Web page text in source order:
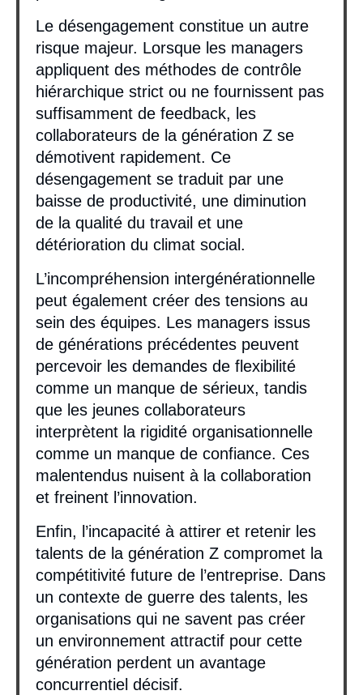
Le désengagement constitue un autre
risque majeur. Lorsque les managers
appliquent des méthodes de contrôle
hiérarchique strict ou ne fournissent pas
suffisamment de feedback, les
collaborateurs de la génération Z se
démotivent rapidement. Ce
désengagement se traduit par une
baisse de productivité, une diminution
de la qualité du travail et une
détérioration du climat social.
L’incompréhension intergénérationnelle
peut également créer des tensions au
sein des équipes. Les managers issus
de générations précédentes peuvent
percevoir les demandes de flexibilité
comme un manque de sérieux, tandis
que les jeunes collaborateurs
interprètent la rigidité organisationnelle
comme un manque de confiance. Ces
malentendus nuisent à la collaboration
et freinent l’innovation.
Enfin, l’incapacité à attirer et retenir les
talents de la génération Z compromet la
compétitivité future de l’entreprise. Dans
un contexte de guerre des talents, les
organisations qui ne savent pas créer
un environnement attractif pour cette
génération perdent un avantage
concurrentiel décisif.